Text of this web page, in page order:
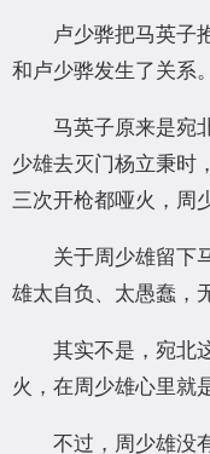
卢少骅把马英子
和卢少骅发生了关系。
马英子原来是宛
少雄去灭门杨立秉时
三次开枪都哑火，周
关于周少雄留下
雄太自负、太愚蠢，
其实不是，宛北
火，在周少雄心里就
不过，周少雄没